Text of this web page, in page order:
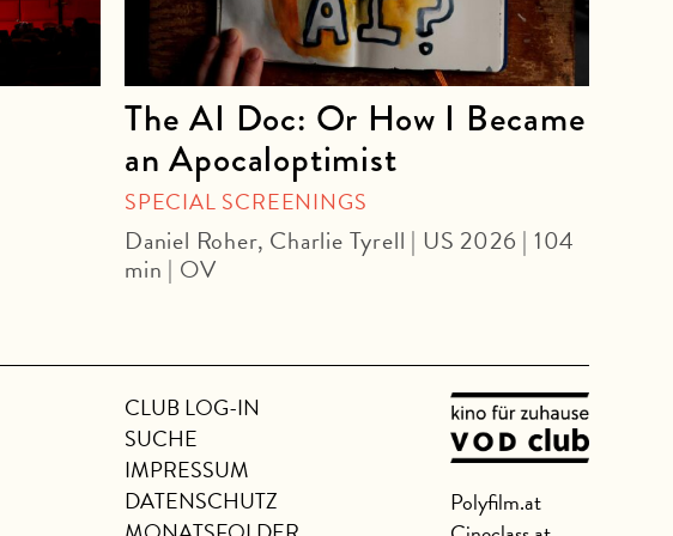
The AI Doc: Or How I Became
an Apocaloptimist
SPECIAL SCREENINGS
Daniel Roher, Charlie Tyrell | US 2026 | 104
min | OV
CLUB LOG-IN
SUCHE
IMPRESSUM
DATENSCHUTZ
Polyfilm.at